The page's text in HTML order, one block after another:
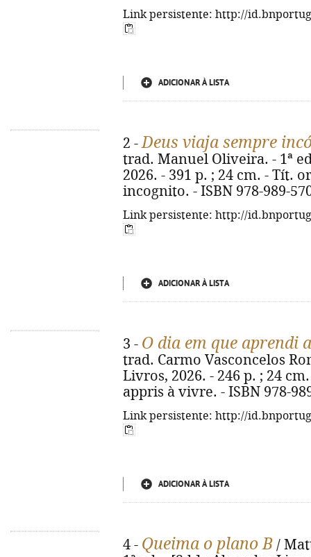
Link persistente: http://
ADICIONAR À LISTA
2 -Deus viaja sempre
trad. Manuel Oliveira. - 1ª
2026. - 391 p. ; 24 cm. - Tít.
incognito. - ISBN 978-989-
Link persistente: http://
ADICIONAR À LISTA
3 - O dia em que aprendi
trad. Carmo Vasconcelos
Livros, 2026. - 246 p. ; 24
appris à vivre. - ISBN 978-
Link persistente: http://
ADICIONAR À LISTA
4 - Queima o plano B /